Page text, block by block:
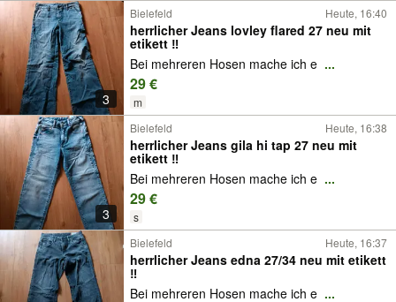
3
Bielefeld Heute, 16:40
herrlicher Jeans lovley flared 27 neu mit
etikett ‼️
Bei mehreren Hosen mache ich e ...
29 €
m
3
Bielefeld Heute, 16:38
herrlicher Jeans gila hi tap 27 neu mit
etikett ‼️
Bei mehreren Hosen mache ich e ...
29 €
s
Bielefeld
Heute, 16:37
herrlicher Jeans edna 27/34 neu mit etikett
‼️
Bei mehreren Hosen mache ich e ...